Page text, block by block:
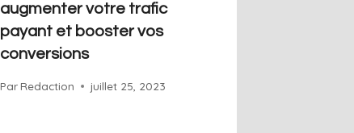
augmenter votre trafic
payant et booster vos
conversions
Par Redaction juillet 25, 2023